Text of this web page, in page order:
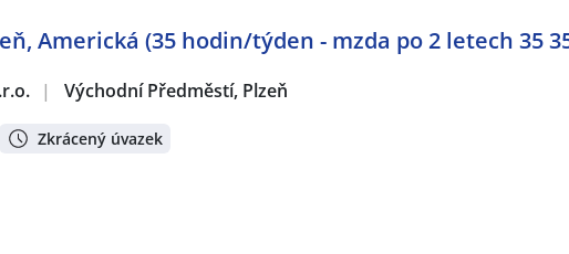
Americká (35 hodin/týden - mzda po 2 letech 35
| Východní Předměstí, Plzeň
Zkrácený úvazek